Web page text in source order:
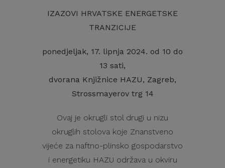
IZAZOVI HRVATSKE ENERGETSKE
TRANZICIJE
ponedjeljak, 17. lipnja 2024. od 10 do
13 sati,
dvorana Knjižnice HAZU, Zagreb,
Strossmayerov trg 14
Ovaj je okrugli stol drugi u nizu
okruglih stolova koje Znanstveno
vijeće za naftno-plinsko gospodarstvo
i energetiku HAZU održava u okviru